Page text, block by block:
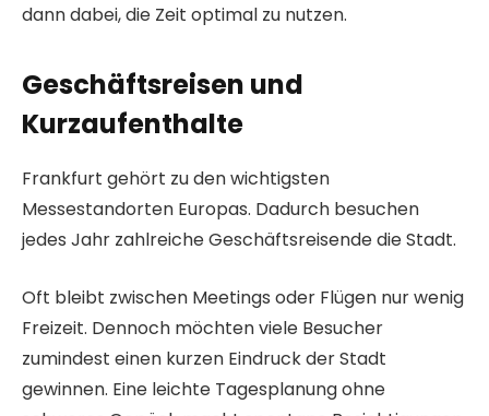
dann dabei, die Zeit optimal zu nutzen.
Geschäftsreisen und
Kurzaufenthalte
Frankfurt gehört zu den wichtigsten
Messestandorten Europas. Dadurch besuchen
jedes Jahr zahlreiche Geschäftsreisende die Stadt.
Oft bleibt zwischen Meetings oder Flügen nur wenig
Freizeit. Dennoch möchten viele Besucher
zumindest einen kurzen Eindruck der Stadt
gewinnen. Eine leichte Tagesplanung ohne